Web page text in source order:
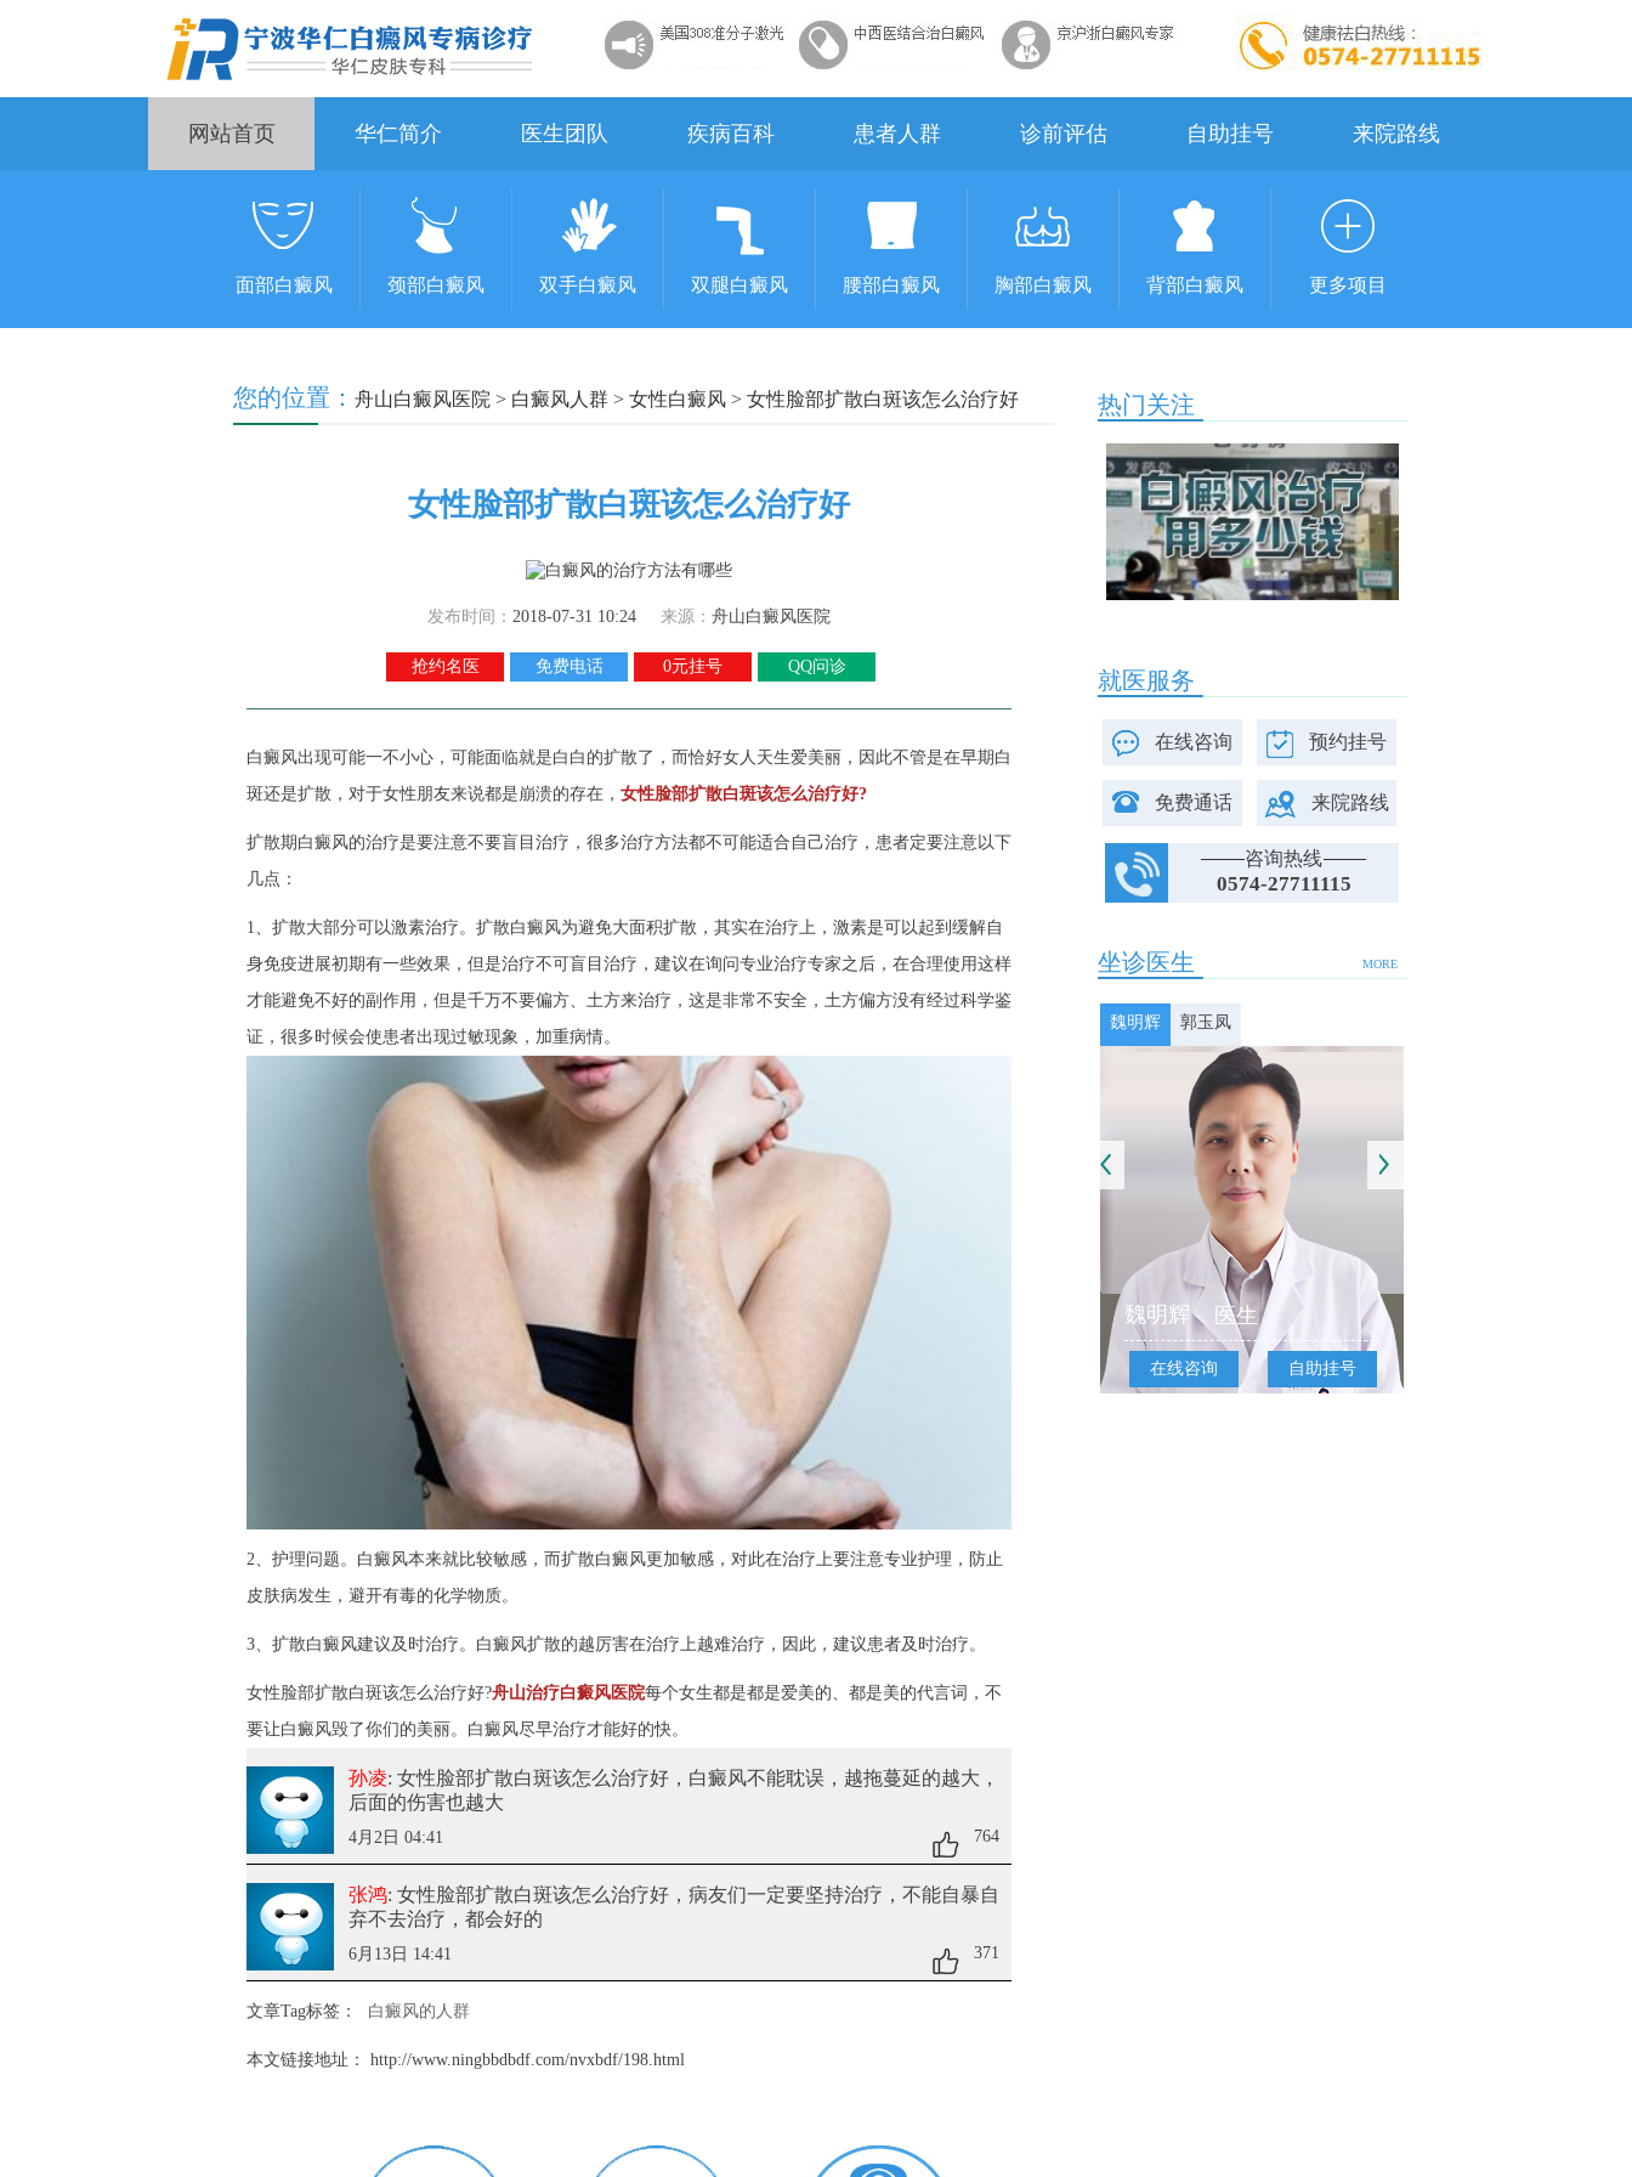
网站首页 华仁简介 医生团队 疾病百科 患者人群 诊前评估 自助挂号 来院路线
面部白癜风 颈部白癜风 双手白癜风 双腿白癜风 腰部白癜风 胸部白癜风 背部白癜风 更多项目
您的位置： 舟山白癜风医院 > 白癜风人群 > 女性白癜风 > 女性脸部扩散白斑该怎么治疗好
女性脸部扩散白斑该怎么治疗好
发布时间： 2018-07-31 10:24 来源： 舟山白癜风医院
抢约名医 免费电话 0元挂号 QQ问诊
白癜风出现可能一不小心，可能面临就是白白的扩散了，而恰好女人天生爱美丽，因此不管是在早期白
斑还是扩散，对于女性朋友来说都是崩溃的存在， 女性脸部扩散白斑该怎么治疗好?
扩散期白癜风的治疗是要注意不要盲目治疗，很多治疗方法都不可能适合自己治疗，患者定要注意以下
几点：
1、扩散大部分可以激素治疗。扩散白癜风为避免大面积扩散，其实在治疗上，激素是可以起到缓解自
身免疫进展初期有一些效果，但是治疗不可盲目治疗，建议在询问专业治疗专家之后，在合理使用这样
才能避免不好的副作用，但是千万不要偏方、土方来治疗，这是非常不安全，土方偏方没有经过科学鉴
证，很多时候会使患者出现过敏现象，加重病情。
2、护理问题。白癜风本来就比较敏感，而扩散白癜风更加敏感，对此在治疗上要注意专业护理，防止
皮肤病发生，避开有毒的化学物质。
3、扩散白癜风建议及时治疗。白癜风扩散的越厉害在治疗上越难治疗，因此，建议患者及时治疗。
女性脸部扩散白斑该怎么治疗好?舟山治疗白癜风医院每个女生都是都是爱美的、都是美的代言词，不
要让白癜风毁了你们的美丽。白癜风尽早治疗才能好的快。
孙凌: 女性脸部扩散白斑该怎么治疗好，白癜风不能耽误，越拖蔓延的越大，
后面的伤害也越大
4月2日 04:41 764
张鸿: 女性脸部扩散白斑该怎么治疗好，病友们一定要坚持治疗，不能自暴自
弃不去治疗，都会好的
6月13日 14:41 371
文章Tag标签： 白癜风的人群
本文链接地址： http://www.ningbbdbdf.com/nvxbdf/198.html
热门关注
就医服务
在线咨询 预约挂号
免费通话 来院路线
咨询热线
0574-27711115
MORE
坐诊医生
魏明辉 郭玉凤
魏明辉 医生
在线咨询 自助挂号